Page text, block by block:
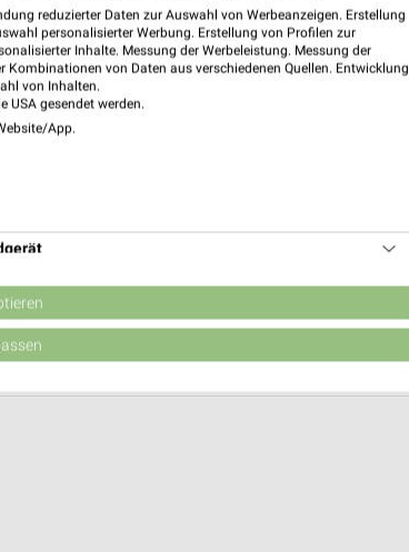
|
reduzierter Daten zur Auswahl von Werbeanzeigen. Erstellung
personalisierter Werbung. Erstellung von Profilen zur
Inhalte. Messung der Werbeleistung. Messung der
von Daten aus verschiedenen Quellen. Entwicklung
von Inhalten.
USA gesendet werden.
App.